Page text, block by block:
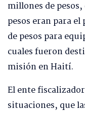
millones de pesos,
pesos eran para el
de pesos para
cuales fueron
misión en Haití.
El ente
situaciones, que